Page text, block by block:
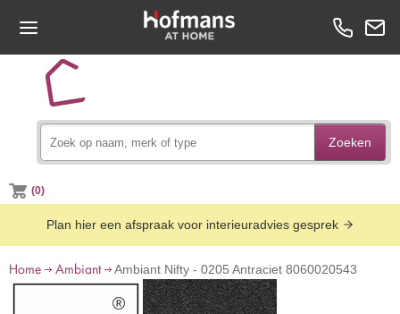
Zoeken
(0)
Plan hier een afspraak voor interieuradvies gesprek
Home Ambiant Ambiant Nifty - 0205 Antraciet 8060020543